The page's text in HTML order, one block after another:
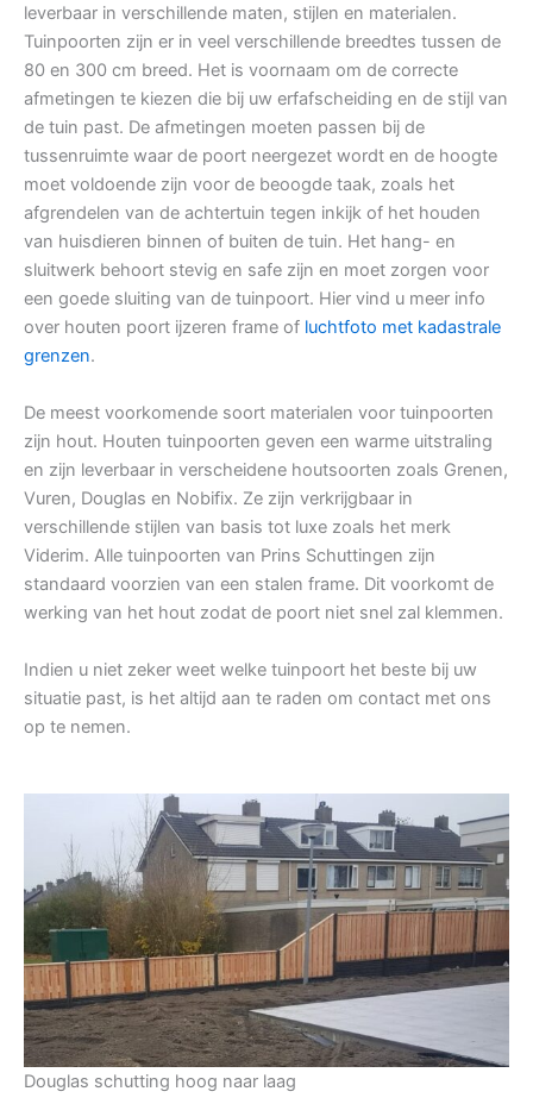
leverbaar in verschillende maten, stijlen en materialen.
Tuinpoorten zijn er in veel verschillende breedtes tussen de
80 en 300 cm breed. Het is voornaam om de correcte
afmetingen te kiezen die bij uw erfafscheiding en de stijl van
de tuin past. De afmetingen moeten passen bij de
tussenruimte waar de poort neergezet wordt en de hoogte
moet voldoende zijn voor de beoogde taak, zoals het
afgrendelen van de achtertuin tegen inkijk of het houden
van huisdieren binnen of buiten de tuin. Het hang- en
sluitwerk behoort stevig en safe zijn en moet zorgen voor
een goede sluiting van de tuinpoort. Hier vind u meer info
over houten poort ijzeren frame of luchtfoto met kadastrale
grenzen.
De meest voorkomende soort materialen voor tuinpoorten
zijn hout. Houten tuinpoorten geven een warme uitstraling
en zijn leverbaar in verscheidene houtsoorten zoals Grenen,
Vuren, Douglas en Nobifix. Ze zijn verkrijgbaar in
verschillende stijlen van basis tot luxe zoals het merk
Viderim. Alle tuinpoorten van Prins Schuttingen zijn
standaard voorzien van een stalen frame. Dit voorkomt de
werking van het hout zodat de poort niet snel zal klemmen.
Indien u niet zeker weet welke tuinpoort het beste bij uw
situatie past, is het altijd aan te raden om contact met ons
op te nemen.
Douglas schutting hoog naar laag